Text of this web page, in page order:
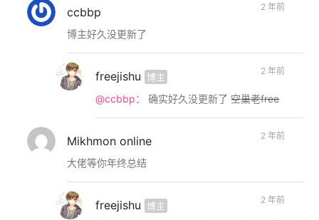
ccbbp
博主好久没更新了
2 年前
freejishu 博主
@ccbbp： 确实好久没更新了空巢老free
2 年前
Mikhmon online
大佬等你年终总结
2 年前
freejishu 博主
2 年前